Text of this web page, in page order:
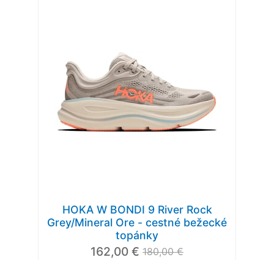
HOKA W BONDI 9 River Rock
Grey/Mineral Ore - cestné bežecké
topánky
162,00 € 180,00 €